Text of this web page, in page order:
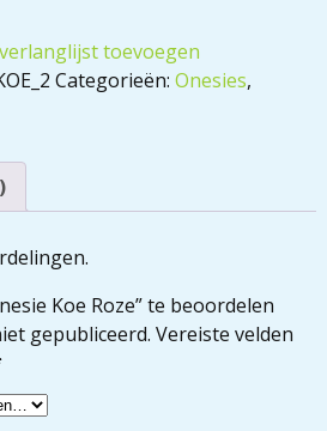
toevoegen
Categorieën: Onesies,
Koe Roze” te beoordelen
gepubliceerd. Vereiste velden